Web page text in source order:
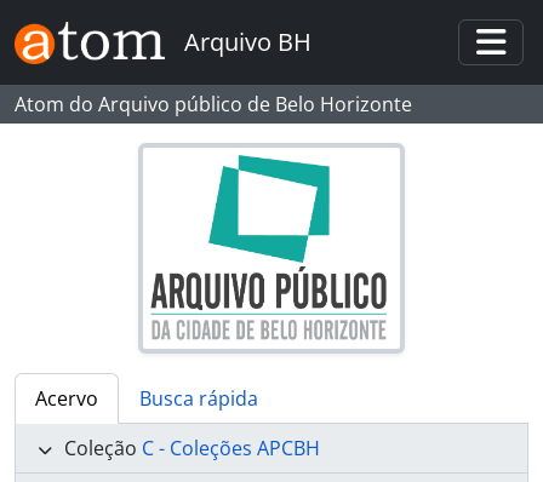
Skip to main content
Arquivo BH
Atom do Arquivo público de Belo Horizonte
Acervo
Busca rápida
Coleção C - Coleções APCBH